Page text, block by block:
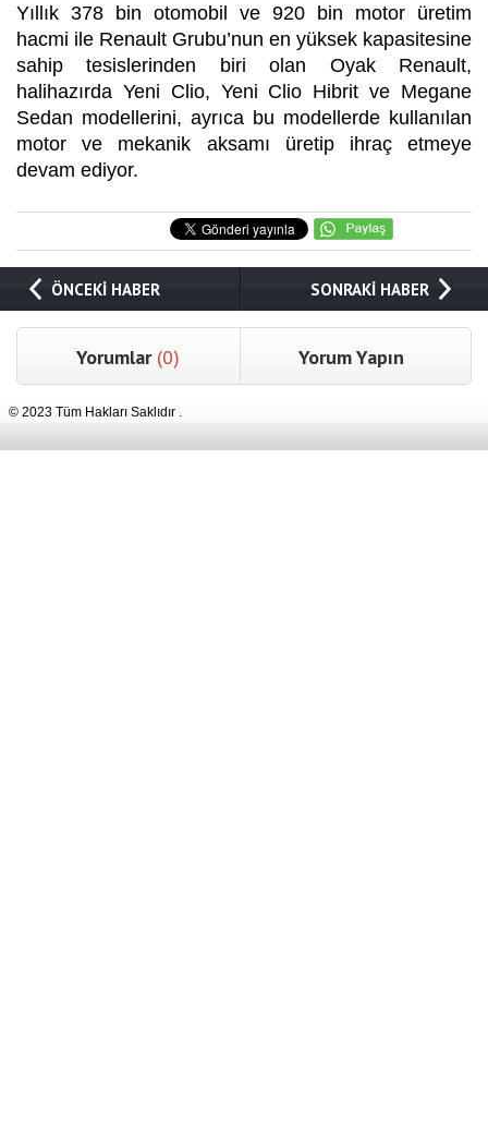
Yıllık 378 bin otomobil ve 920 bin motor üretim
hacmi ile Renault Grubu’nun en yüksek kapasitesine
sahip tesislerinden biri olan Oyak Renault,
halihazırda Yeni Clio, Yeni Clio Hibrit ve Megane
Sedan modellerini, ayrıca bu modellerde kullanılan
motor ve mekanik aksamı üretip ihraç etmeye
devam ediyor.
ÖNCEKİ HABER SONRAKİ HABER
Yorumlar (0) Yorum Yapın
© 2023 Tüm Hakları Saklıdır .